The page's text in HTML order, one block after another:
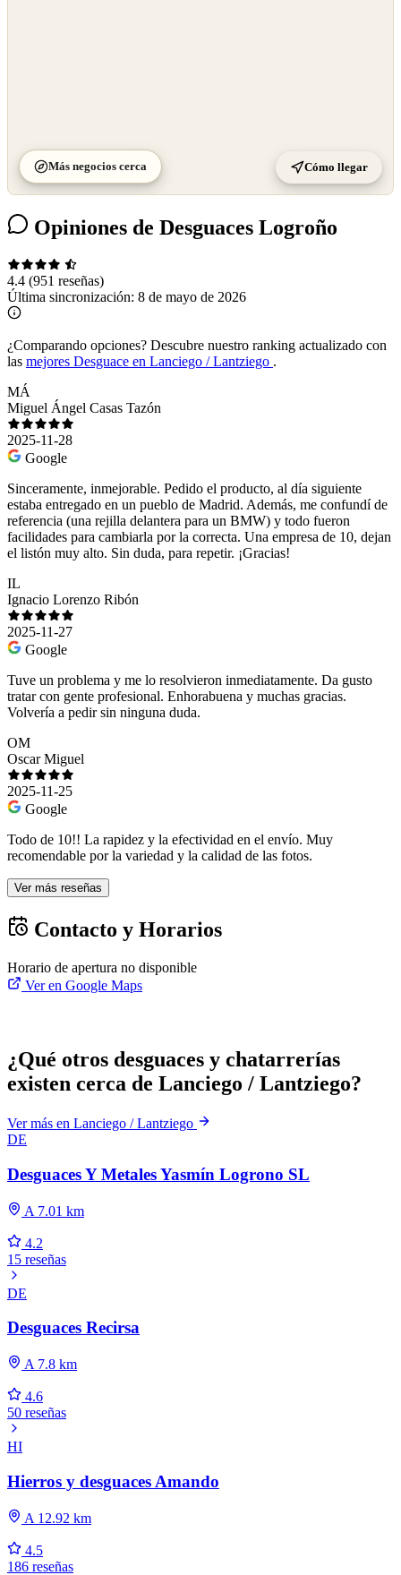
Más negocios cerca Cómo llegar
Opiniones de Desguaces Logroño
4.4 (951 reseñas)
Última sincronización: 8 de mayo de 2026
¿Comparando opciones? Descubre nuestro ranking actualizado con
las mejores Desguace en Lanciego / Lantziego .
MÁ
Miguel Ángel Casas Tazón
2025-11-28
Google
Sinceramente, inmejorable. Pedido el producto, al día siguiente
estaba entregado en un pueblo de Madrid. Además, me confundí de
referencia (una rejilla delantera para un BMW) y todo fueron
facilidades para cambiarla por la correcta. Una empresa de 10, dejan
el listón muy alto. Sin duda, para repetir. ¡Gracias!
IL
Ignacio Lorenzo Ribón
2025-11-27
Google
Tuve un problema y me lo resolvieron inmediatamente. Da gusto
tratar con gente profesional. Enhorabuena y muchas gracias.
Volvería a pedir sin ninguna duda.
OM
Oscar Miguel
2025-11-25
Google
Todo de 10!! La rapidez y la efectividad en el envío. Muy
recomendable por la variedad y la calidad de las fotos.
Ver más reseñas
Contacto y Horarios
Horario de apertura no disponible
Ver en Google Maps
¿Qué otros desguaces y chatarrerías
existen cerca de Lanciego / Lantziego?
Ver más en Lanciego / Lantziego
DE
Desguaces Y Metales Yasmín Logrono SL
A 7.01 km
4.2
15 reseñas
DE
Desguaces Recirsa
A 7.8 km
4.6
50 reseñas
HI
Hierros y desguaces Amando
A 12.92 km
4.5
186 reseñas